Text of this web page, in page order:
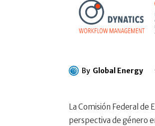
By Global Energy
La Comisión Federal de
perspectiva de género